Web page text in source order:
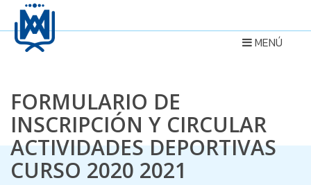
MENÚ
FORMULARIO DE
INSCRIPCIÓN Y CIRCULAR
ACTIVIDADES DEPORTIVAS
CURSO 2020 2021